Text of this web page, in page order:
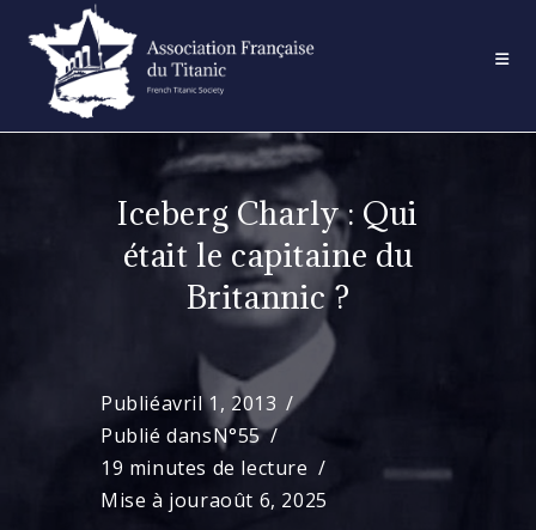
content
Iceberg Charly : Qui
était le capitaine du
Britannic ?
Publiéavril 1, 2013
Publié dansN°55
19 minutes de lecture
Mise à jouraoût 6, 2025